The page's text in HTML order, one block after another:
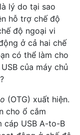
lý do tại sao
hỗ trợ chế độ
độ ngoại vi
ở cả hai chế
có thể làm cho
của máy chủ
(OTG) xuất hiện.
cho ổ cắm
cáp USB A-to-B